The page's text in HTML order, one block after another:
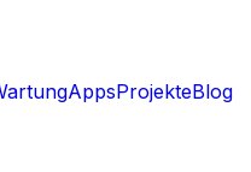
AppsProjekteBlog